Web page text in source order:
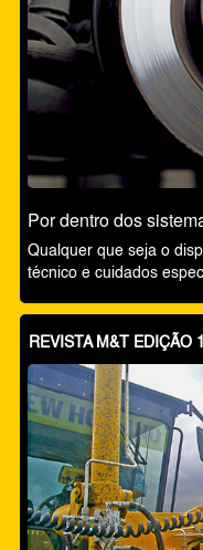
Por dentro dos
Qualquer que seja o
técnico e cuidados
REVISTA M&T EDIÇÃO